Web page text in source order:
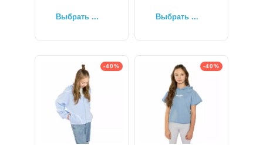
Выбрать ... Выбрать ...
-40% -40%